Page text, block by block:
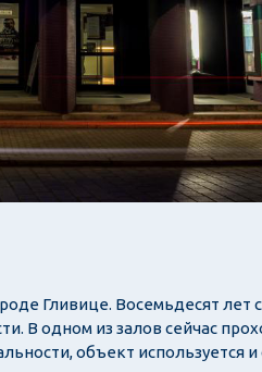
Гливице. Восемьдесят
В одном из залов сейчас
объект используется